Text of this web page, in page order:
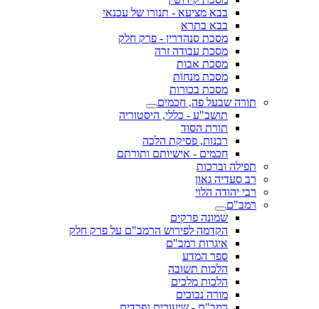
בבא מציעא - תנורו של עכנאי
בבא בתרא
מסכת סנהדרין - פרק חלק
מסכת עבודה זרה
מסכת אבות
מסכת מנחות
מסכת בכורות
תורה שבעל פה, חכמים
תושב"ע - כללי, היסטוריה
תורת הסוד
רבנות, פסיקת הלכה
חכמים - אישיותם ותורתם
תפילה וברכות
רב סעדיה גאון
רבי יהודה הלוי
רמב"ם
שמונה פרקים
הקדמה לפירוש הרמב"ם על פרק חלק
איגרות רמב"ם
ספר המדע
הלכות תשובה
הלכות מלכים
מורה נבוכים